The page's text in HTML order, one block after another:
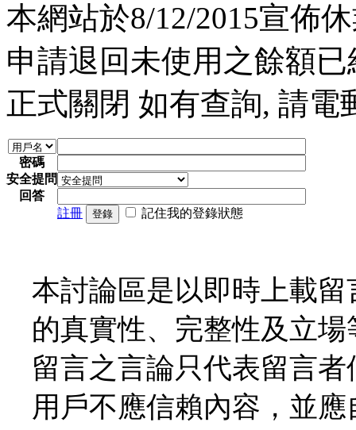
本網站於8/12/2015宣佈
申請退回未使用之餘額
正式關閉 如有查詢, 請電
密碼
安全提問
回答
註冊
登錄 記住我的登錄狀態
本討論區是以即時上載
的真實性、完整性及立
留言之言論只代表留言
用戶不應信賴內容，並